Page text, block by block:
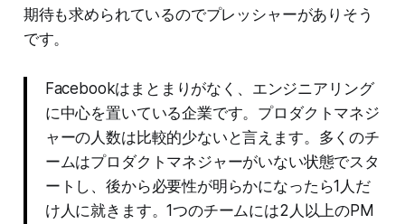
期待も求められているのでプレッシャーがありそう
です。
Facebookはまとまりがなく、エンジニアリング
に中心を置いている企業です。プロダクトマネジ
ャーの人数は比較的少ないと言えます。多くのチ
ームはプロダクトマネジャーがいない状態でスタ
ートし、後から必要性が明らかになったら1人だ
け人に就きます。1つのチームには2人以上のPM